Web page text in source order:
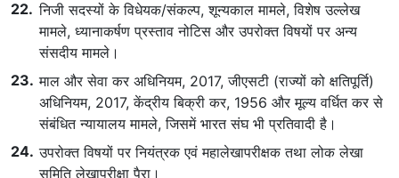
निजी सदस्यों के विधेयक/संकल्प, शून्यकाल मामले, विशेष उल्लेख
मामले, ध्यानाकर्षण प्रस्ताव नोटिस और उपरोक्त विषयों पर अन्य
संसदीय मामले।
माल और सेवा कर अधिनियम, 2017, जीएसटी (राज्यों को क्षतिपूर्ति)
अधिनियम, 2017, केंद्रीय बिक्री कर, 1956 और मूल्य वर्धित कर से
संबंधित न्यायालय मामले, जिसमें भारत संघ भी प्रतिवादी है।
उपरोक्त विषयों पर नियंत्रक एवं महालेखापरीक्षक तथा लोक लेखा
समिति लेखापरीक्षा पैरा।